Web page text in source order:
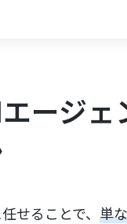
ージ
せることで、 単